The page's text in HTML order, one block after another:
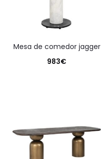
mesa de comedor jagger
983€